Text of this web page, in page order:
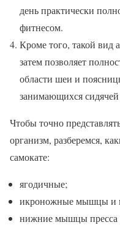
день практически
фитнесом.
Кроме того, такой вид
затем позволяет
области шеи и
занимающихся сидячей
Чтобы точно
организм, разберемся,
самокате:
ягодичные;
икроножные мышцы и
нижние мышцы пресса